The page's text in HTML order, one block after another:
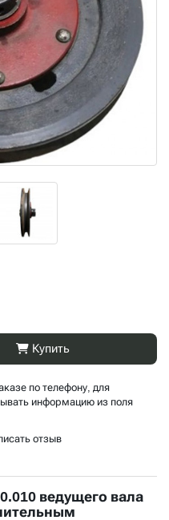
Купить
по телефону, для
информацию из поля
отзыв
ведущего вала